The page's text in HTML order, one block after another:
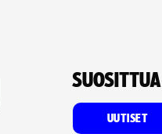
SUOSITTUA
UUTISET